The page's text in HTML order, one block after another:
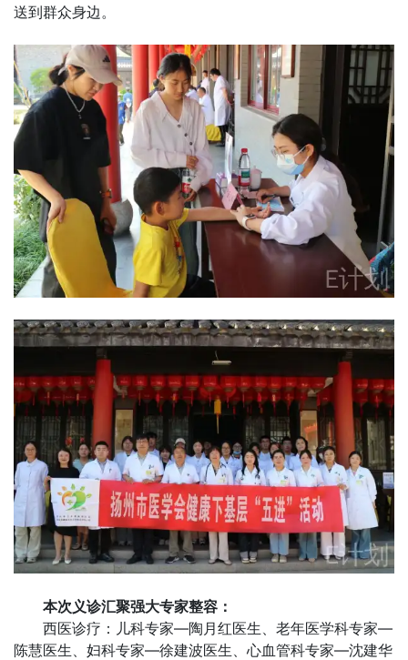
送到群众身边。
本次义诊汇聚强大专家整容：
西医诊疗：儿科专家—陶月红医生、老年医学科专家—
陈慧医生、妇科专家—徐建波医生、心血管科专家—沈建华